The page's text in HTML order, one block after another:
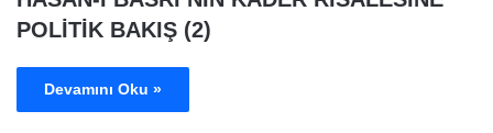
POLİTİK BAKIŞ (2)
Devamını Oku »